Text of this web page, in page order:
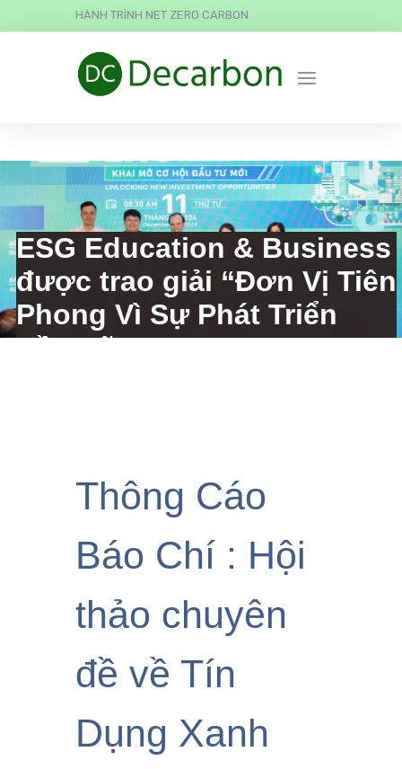
HÀNH TRÌNH NET ZERO CARBON
Thông Cáo
Báo Chí : Hội
thảo chuyên
đề về Tín
Dụng Xanh